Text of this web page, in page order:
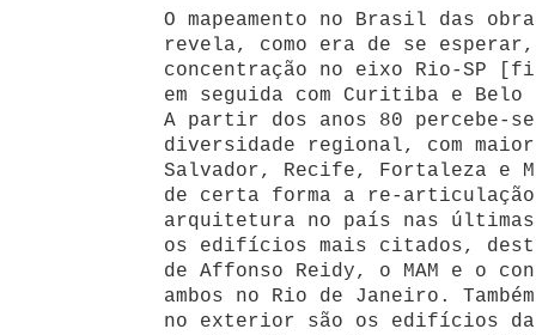
O mapeamento no Brasil das
revela, como era de se
concentração no eixo Rio-SP
em seguida com Curitiba e
A partir dos anos 80 percebe-
diversidade regional, com
Salvador, Recife, Fortaleza e
de certa forma a re-
arquitetura no país nas últimas
os edifícios mais citados,
de Affonso Reidy, o MAM e o
ambos no Rio de Janeiro.
no exterior são os edifícios da